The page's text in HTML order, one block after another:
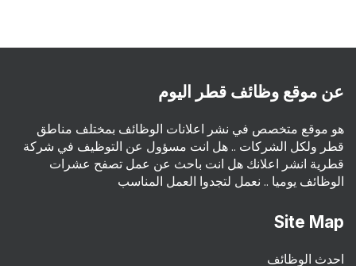
عن موقع وظائف قطر اليوم
هو موقع متخصص في نشر اعلانات الوظائف بمختلف مناطق
قطر ولكل الشركات .. هل انت مسؤول عن التوظيف في شركة
قطرية انشر اعلانك هل انت باحث عن عمل تصفح عشرات
الوظائف يوميا .. نعمل لتجدوا العمل المناسب
Site Map
احدث الوظائف